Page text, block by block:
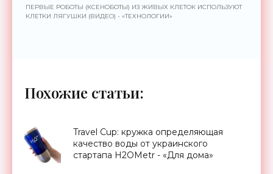
ПЕРВЫЕ РОБОТЫ (КСЕНОБОТЫ) ИЗ ЖИВЫХ КЛЕТОК ИСПОЛЬЗУЮТ
КЛЕТКИ ЛЯГУШКИ (ВИДЕО) - «ТЕХНОЛОГИИ»
Похожие статьи:
Travel Cup: кружка определяющая
качество воды от украинского
стартапа H2OMetr - «Для дома»